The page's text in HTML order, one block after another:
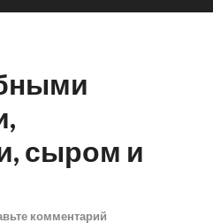
сыром и
комментарий